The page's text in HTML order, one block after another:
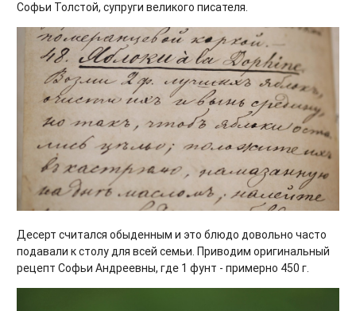
Софьи Толстой, супруги великого писателя.
Десерт считался обыденным и это блюдо довольно часто
подавали к столу для всей семьи. Приводим оригинальный
рецепт Софьи Андреевны, где 1 фунт - примерно 450 г.